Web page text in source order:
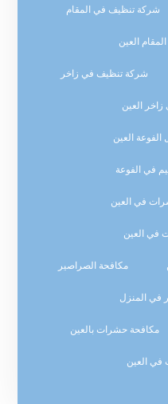
شركة تنظيف في المقام
العين
شركة تنظيف في زاخر
العين
العين
في الفوعة
في العين
في العين
مكافحة الصراصير
في المنزل
مكافحة حشرات بالعين
العين